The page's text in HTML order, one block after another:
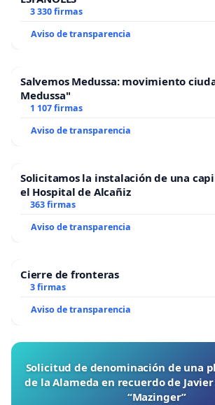
3 330 firmas
Aviso de transparencia
Salvemos Medussa: movimiento
Medussa"
1 107 firmas
Aviso de transparencia
Solicitamos la instalación de una
el Hospital de Alcañiz
363 firmas
Aviso de transparencia
Cierre de fronteras
3 firmas
Aviso de transparencia
Solicitud de denominación de una
de la Alameda en recuerdo de
“Mazinger”